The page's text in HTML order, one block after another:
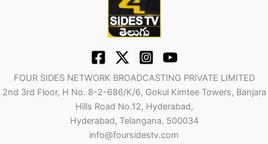
FOUR SIDES NETWORK BROADCASTING PRIVATE LIMITED
2nd 3rd Floor, H No. 8-2-686/K/6, Gokul Kimtee Towers, Banjara
Hills Road No.12, Hyderabad,
Hyderabad, Telangana, 500034
info@foursidestv.com